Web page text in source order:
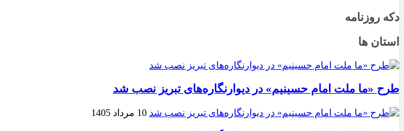
دکه روزنامه
استان ها
طرح «ما ملت امام حسینیم» در دیوارنگاره‌های تبریز نصب شد
10 مرداد 1405